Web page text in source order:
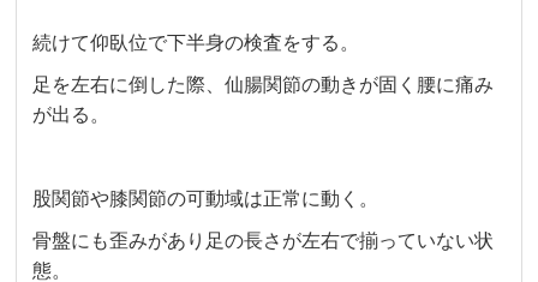
続けて仰臥位で下半身の検査をする。
足を左右に倒した際、仙腸関節の動きが固く腰に痛み
が出る。
股関節や膝関節の可動域は正常に動く。
骨盤にも歪みがあり足の長さが左右で揃っていない状
態。